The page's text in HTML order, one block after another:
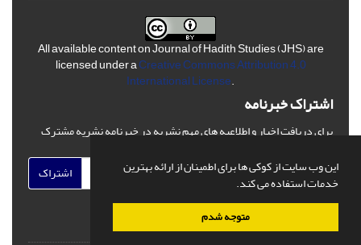
این وب سایت از کوکی ها برای اطمینان از ارائه بهترین
خدمات استفاده می کند.
متوجه شدم
All available content on Journal of Hadith Studies (JHS) are
licensed under aCreative Commons Attribution 4.0
International License.
اشتراک خبرنامه
برای دریافت اخبار و اطلاعیه های مهم نشریه در خبرنامه نشریه مشترک
اشتراک